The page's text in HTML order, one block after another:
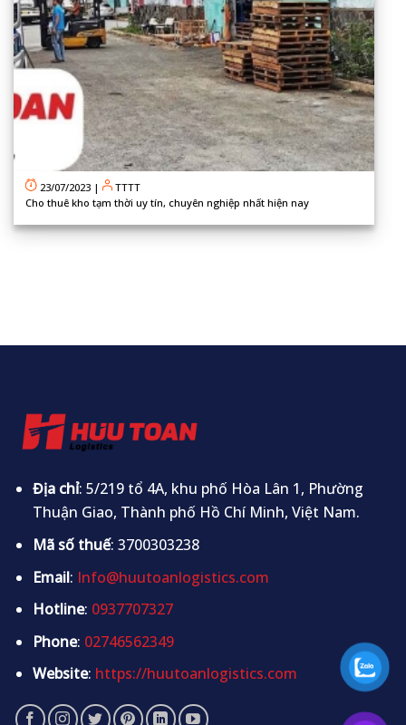
23/07/2023 |
TTTT
Cho thuê kho tạm thời uy tín, chuyên nghiệp nhất hiện nay
Địa chỉ: 5/219 tổ 4A, khu phố Hòa Lân 1, Phường
Thuận Giao, Thành phố Hồ Chí Minh, Việt Nam.
Mã số thuế: 3700303238
Email: Info@huutoanlogistics.com
Hotline: 0937707327
Phone: 02746562349
Website: https://huutoanlogistics.com